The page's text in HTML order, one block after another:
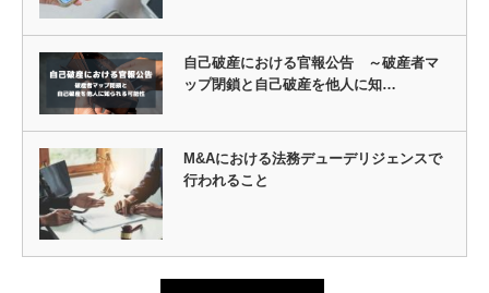
自己破産における官報公告 ～破産者マ
ップ閉鎖と自己破産を他人に知…
M&Aにおける法務デューデリジェンスで
行われること